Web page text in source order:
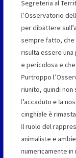
Segreteria al
l’Osservatorio
per dibattere
sempre fatto, che
risulta essere
e pericolosa e
Purtroppo
riunito, quindi
l’accaduto e la
cinghiale è
Il ruolo del
animaliste e
numericamente